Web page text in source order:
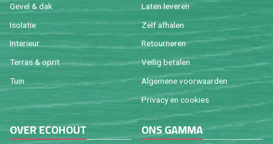
Gevel & dak
Iso­la­tie
In­te­ri­eur
Ter­ras & oprit
Tuin
Laten le­ve­ren
Zelf af­ha­len
Re­tour­ne­ren
Vei­lig be­ta­len
Al­ge­me­ne voor­waar­den
Pri­va­cy en coo­kies
OVER ECO­HOUT ONS GAMMA